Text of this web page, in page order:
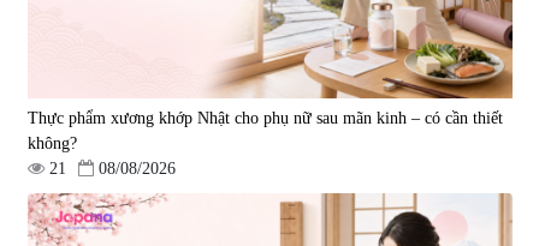
Viên uống hỗ trợ giấc ngủ Fujina
Sleepy Nhật Bản 80 viên
điều trị đột quỵ Biken Kinase
Gold 60 viên
|0
Thực phẩm xương khớp Nhật cho phụ nữ sau mãn kinh – có cần thiết
không?
21
08/08/2026